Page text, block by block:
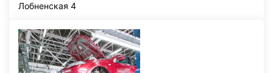
Лобненская 4